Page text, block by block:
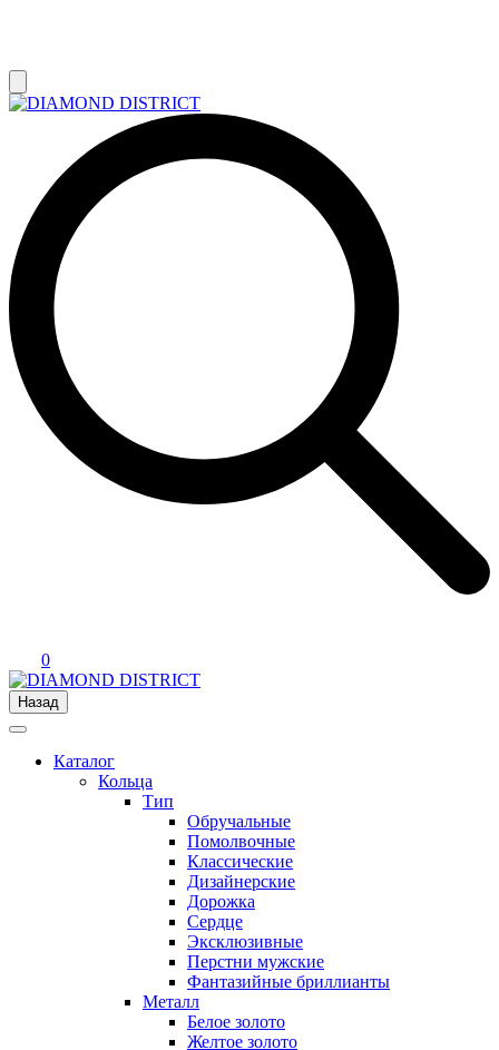
0
Назад
Каталог
Кольца
Тип
Обручальные
Помолвочные
Классические
Дизайнерские
Дорожка
Сердце
Эксклюзивные
Перстни мужские
Фантазийные бриллианты
Металл
Белое золото
Желтое золото